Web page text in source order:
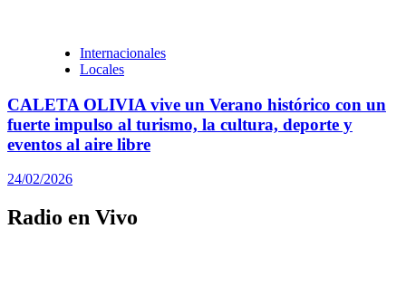
Internacionales
Locales
CALETA OLIVIA vive un Verano histórico con un
fuerte impulso al turismo, la cultura, deporte y
eventos al aire libre
24/02/2026
Radio en Vivo